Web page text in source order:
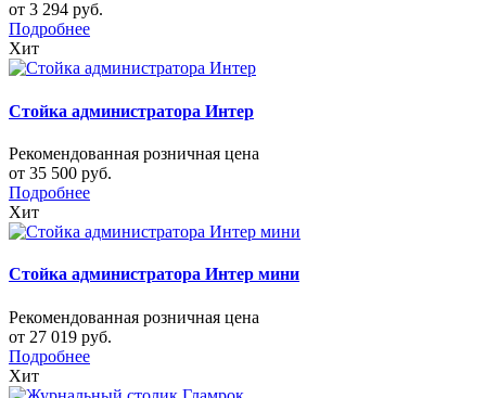
от 3 294 руб.
Подробнее
Хит
Стойка администратора Интер
Рекомендованная розничная цена
от 35 500 руб.
Подробнее
Хит
Стойка администратора Интер мини
Рекомендованная розничная цена
от 27 019 руб.
Подробнее
Хит